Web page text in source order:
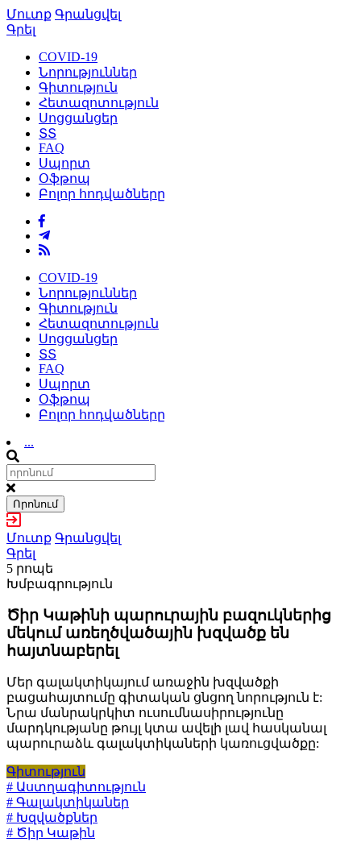
Մուտք Գրանցվել
Գրել
COVID-19
Նորություններ
Գիտություն
Հետազոտություն
Սոցցանցեր
ՏՏ
FAQ
Սպորտ
Օֆթոպ
Բոլոր հոդվածները
COVID-19
Նորություններ
Գիտություն
Հետազոտություն
Սոցցանցեր
ՏՏ
FAQ
Սպորտ
Օֆթոպ
Բոլոր հոդվածները
...
Որոնում
Մուտք Գրանցվել
Գրել
5 րոպե
Խմբագրություն
Ծիր Կաթինի պարուրային բազուկներից
մեկում առեղծվածային խզվածք են
հայտնաբերել
Մեր գալակտիկայում առաջին խզվածքի
բացահայտումը գիտական ցնցող նորություն է:
Նրա մանրակրկիտ ուսումնասիրությունը
մարդկությանը թույլ կտա ավելի լավ հասկանալ
պարուրաձև գալակտիկաների կառուցվածքը:
Գիտություն
# Աստղագիտություն
# Գալակտիկաներ
# Խզվածքներ
# Ծիր Կաթին